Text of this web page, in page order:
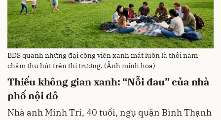
BĐS quanh những đại công viên xanh mát luôn là thỏi nam
châm thu hút trên thị trường. (Ảnh minh họa)
Thiếu không gian xanh: “Nỗi đau” của nhà
phố nội đô
Nhà anh Minh Trí, 40 tuổi, ngụ quận Bình Thạnh